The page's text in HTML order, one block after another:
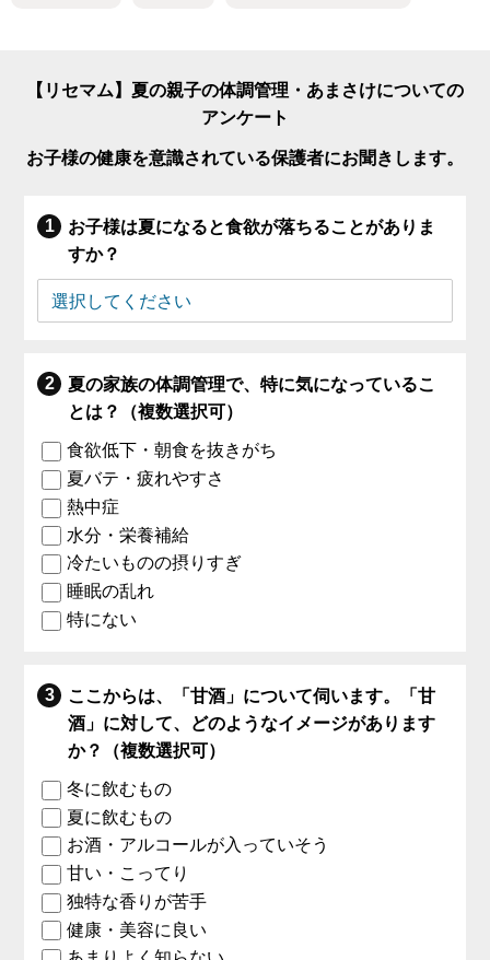
【リセマム】夏の親子の体調管理・あまさけについての
アンケート
お子様の健康を意識されている保護者にお聞きします。
お子様は夏になると食欲が落ちることがありま
すか？
夏の家族の体調管理で、特に気になっているこ
とは？（複数選択可）
食欲低下・朝食を抜きがち
夏バテ・疲れやすさ
熱中症
水分・栄養補給
冷たいものの摂りすぎ
睡眠の乱れ
特にない
ここからは、「甘酒」について伺います。「甘
酒」に対して、どのようなイメージがあります
か？（複数選択可）
冬に飲むもの
夏に飲むもの
お酒・アルコールが入っていそう
甘い・こってり
独特な香りが苦手
健康・美容に良い